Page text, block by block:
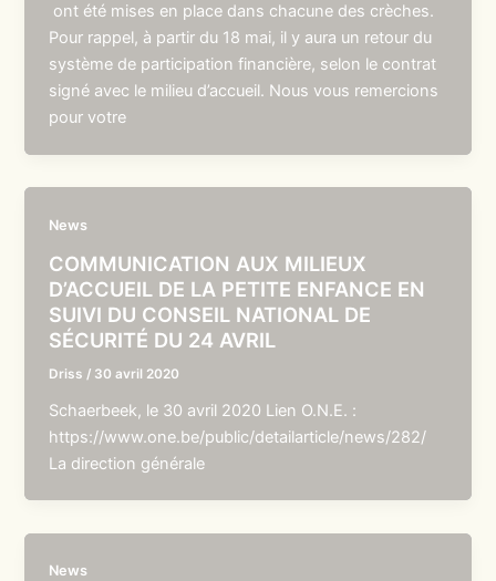
ont été mises en place dans chacune des crèches.
Pour rappel, à partir du 18 mai, il y aura un retour du
système de participation financière, selon le contrat
signé avec le milieu d’accueil. Nous vous remercions
pour votre
News
COMMUNICATION AUX MILIEUX
D’ACCUEIL DE LA PETITE ENFANCE EN
SUIVI DU CONSEIL NATIONAL DE
SÉCURITÉ DU 24 AVRIL
Driss / 30 avril 2020
Schaerbeek, le 30 avril 2020 Lien O.N.E. :
https://www.one.be/public/detailarticle/news/282/
La direction générale
News